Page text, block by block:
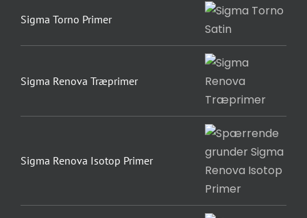
Sigma Torno Primer
Sigma Renova Træprimer
Sigma Renova Isotop Primer